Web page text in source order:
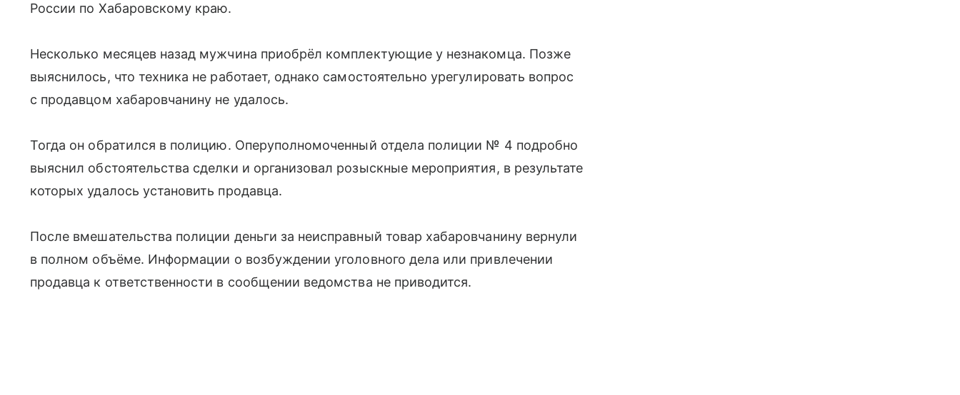
России по Хабаровскому краю.
Несколько месяцев назад мужчина приобрёл комплектующие у незнакомца. Позже
выяснилось, что техника не работает, однако самостоятельно урегулировать вопрос
с продавцом хабаровчанину не удалось.
Тогда он обратился в полицию. Оперуполномоченный отдела полиции № 4 подробно
выяснил обстоятельства сделки и организовал розыскные мероприятия, в результате
которых удалось установить продавца.
После вмешательства полиции деньги за неисправный товар хабаровчанину вернули
в полном объёме. Информации о возбуждении уголовного дела или привлечении
продавца к ответственности в сообщении ведомства не приводится.